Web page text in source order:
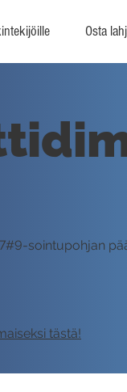
Osta
sointupohjan
tästä!